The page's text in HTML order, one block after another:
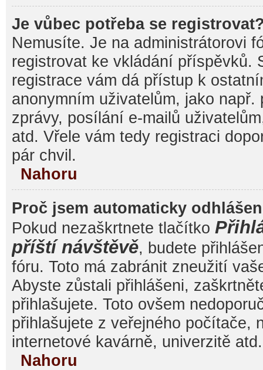
Je vůbec potřeba se
Nemusíte. Je na administrátorovi
registrovat ke vkládání příspěvků.
registrace vám dá přístup k
anonymním uživatelům, jako např.
zprávy, posílání e-mailů
atd. Vřele vám tedy registraci
pár chvil.
Nahoru
Proč jsem automaticky
Pokud nezaškrtnete tlačítko
příští návštěvě, budete
fóru. Toto má zabránit zneužití
Abyste zůstali přihlášeni,
přihlašujete. Toto ovšem
přihlašujete z veřejného počítače,
internetové kavárně, univerzitě atd.
Nahoru